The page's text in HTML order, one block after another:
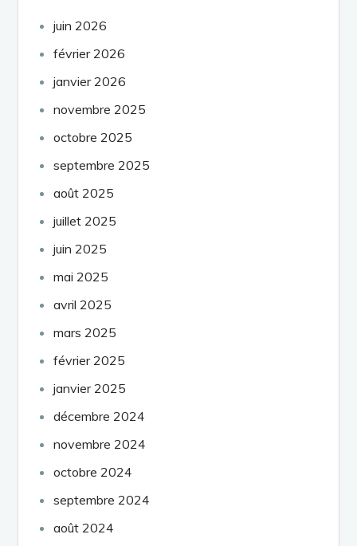
juin 2026
février 2026
janvier 2026
novembre 2025
octobre 2025
septembre 2025
août 2025
juillet 2025
juin 2025
mai 2025
avril 2025
mars 2025
février 2025
janvier 2025
décembre 2024
novembre 2024
octobre 2024
septembre 2024
août 2024